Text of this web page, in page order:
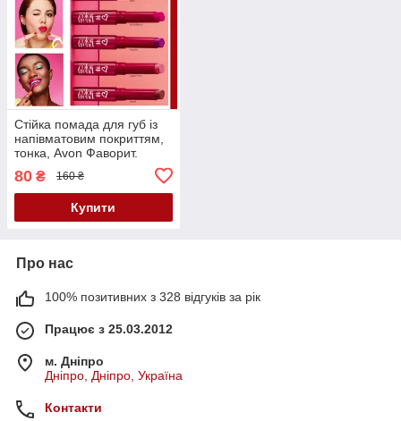
Стійка помада для губ із
напівматовим покриттям,
тонка, Avon Фаворит.
Відтінки на вибір. Ціна за 1
шт.
80 ₴ 160 ₴
Купити
Про нас
100% позитивних з 328 відгуків за рік
Працює з 25.03.2012
м. Дніпро
Дніпро, Дніпро, Україна
Контакти